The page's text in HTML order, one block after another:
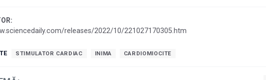
releases/2022/10/221027170305.htm
STIMULATOR CARDIAC INIMA CARDIOMIOCITE